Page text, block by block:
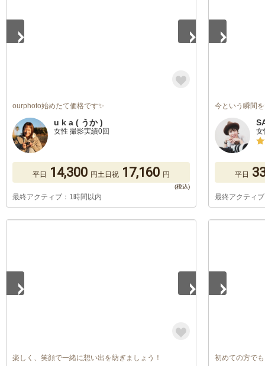
ourphoto始めたて価格です✨
u k a ( うか )
女性 撮影実績0回
平日 14,300 円土日祝 17,160 円
最終アクティブ：1時間以内
今という瞬間
女
平日
最終アクティ
楽しく、笑顔で一緒に想い出を紡ぎましょう！ 初めての方で